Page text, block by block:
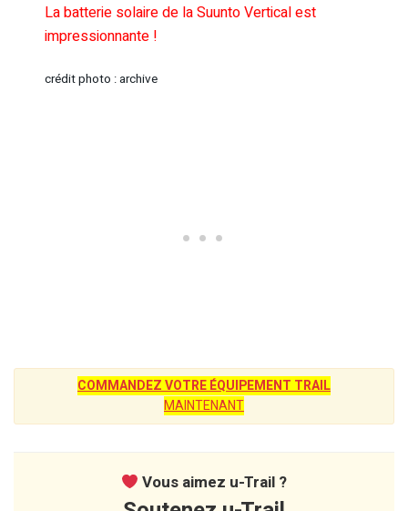
La batterie solaire de la Suunto Vertical est
impressionnante !
crédit photo : archive
COMMANDEZ VOTRE ÉQUIPEMENT TRAIL
MAINTENANT
Vous aimez u-Trail ?